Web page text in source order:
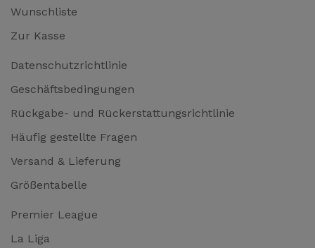
Wunschliste
Zur Kasse
Datenschutzrichtlinie
Geschäftsbedingungen
Rückgabe- und Rückerstattungsrichtlinie
Häufig gestellte Fragen
Versand & Lieferung
Größentabelle
Premier League
La Liga